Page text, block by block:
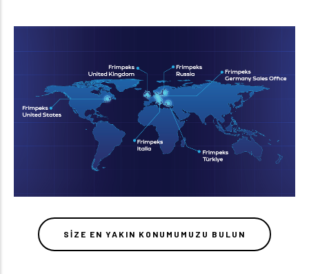
SIZE EN YAKIN KONUMUMUZU BULUN